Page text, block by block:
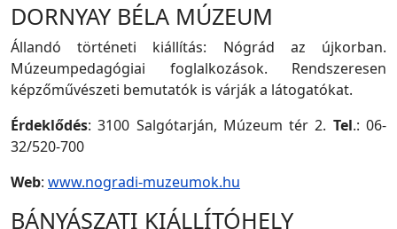
DORNYAY BÉLA MÚZEUM
Állandó történeti kiállítás: Nógrád az újkorban.
Múzeumpedagógiai foglalkozások. Rendszeresen
képzőművészeti bemutatók is várják a látogatókat.
Érdeklődés: 3100 Salgótarján, Múzeum tér 2. Tel.: 06-
32/520-700
Web: www.nogradi-muzeumok.hu
BÁNYÁSZATI KIÁLLÍTÓHELY